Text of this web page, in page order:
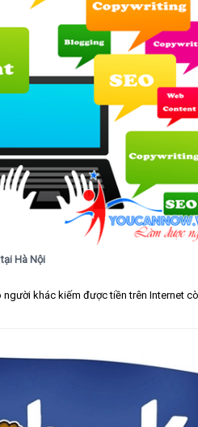
Hà Nội
khác kiếm được tiền trên Internet